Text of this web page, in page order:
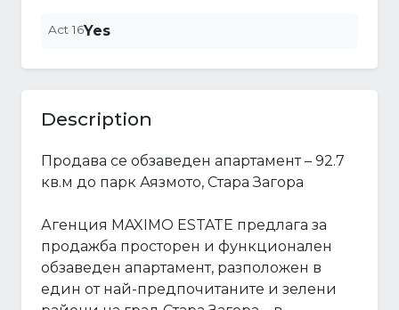
Act 16Yes
Description
Продава се обзаведен апартамент – 92.7
кв.м до парк Аязмото, Стара Загора
Агенция MAXIMO ESTATE предлага за
продажба просторен и функционален
обзаведен апартамент, разположен в
един от най-предпочитаните и зелени